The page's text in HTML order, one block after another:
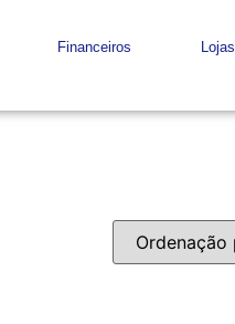
Financeiros Lojas